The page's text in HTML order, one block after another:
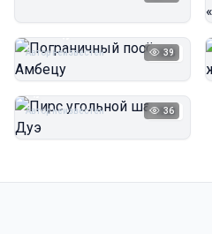
1923
Автор неизвестен 39
1923
Пирс угольной шахты
Автор неизвестен 36